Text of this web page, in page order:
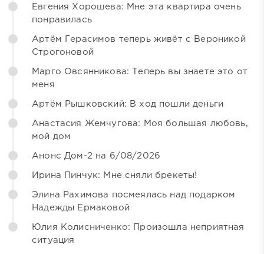
Евгения Хорошева: Мне эта квартира очень
понравилась
Артём Герасимов теперь живёт с Вероникой
Строгоновой
Марго Овсянникова: Теперь вы знаете это от
меня
Артём Рышковский: В ход пошли деньги
Анастасия Жемчугова: Моя большая любовь,
мой дом
Анонс Дом-2 на 6/08/2026
Ирина Пинчук: Мне сняли брекеты!
Элина Рахимова посмеялась над подарком
Надежды Ермаковой
Юлия Колисниченко: Произошла неприятная
ситуация